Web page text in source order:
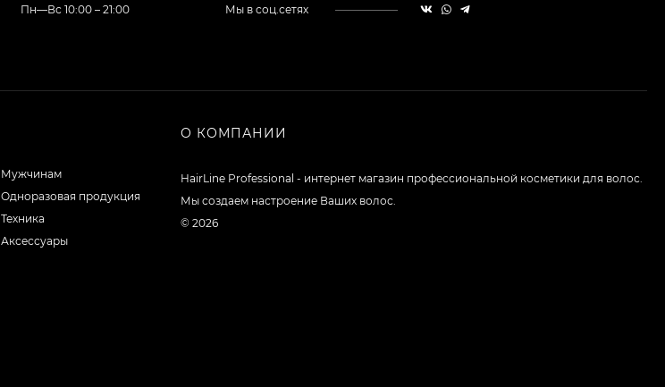
Пн—Вс 10:00 – 21:00 Мы в соц.сетях
Мужчинам
Одноразовая продукция
Техника
Аксессуары
О КОМПАНИИ
HairLine Professional - интернет магазин профессиональной косметики для волос.
Мы создаем настроение Ваших волос.
© 2026